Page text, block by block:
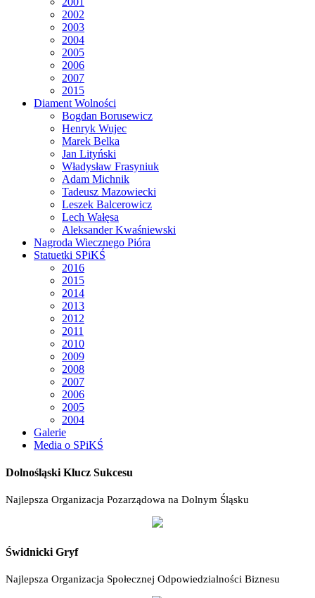
2002
2003
2004
2005
2006
2007
2015
Diament Wolności
Bogdan Borusewicz
Henryk Wujec
Marek Belka
Jan Lityński
Władysław Frasyniuk
Adam Michnik
Tadeusz Mazowiecki
Leszek Balcerowicz
Lech Wałęsa
Aleksander Kwaśniewski
Nagroda Wiecznego Pióra
Statuetki SPiKŚ
2016
2015
2014
2013
2012
2011
2010
2009
2008
2007
2006
2005
2004
Galerie
Media o SPiKŚ
Dolnośląski Klucz Sukcesu
Najlepsza Organizacja Pozarządowa na Dolnym Śląsku
Świdnicki Gryf
Najlepsza Organizacja Społecznej Odpowiedzialności Biznesu